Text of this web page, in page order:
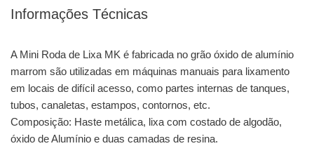
Informações Técnicas
A Mini Roda de Lixa MK é fabricada no grão óxido de alumínio
marrom são utilizadas em máquinas manuais para lixamento
em locais de difícil acesso, como partes internas de tanques,
tubos, canaletas, estampos, contornos, etc.
Composição: Haste metálica, lixa com costado de algodão,
óxido de Alumínio e duas camadas de resina.